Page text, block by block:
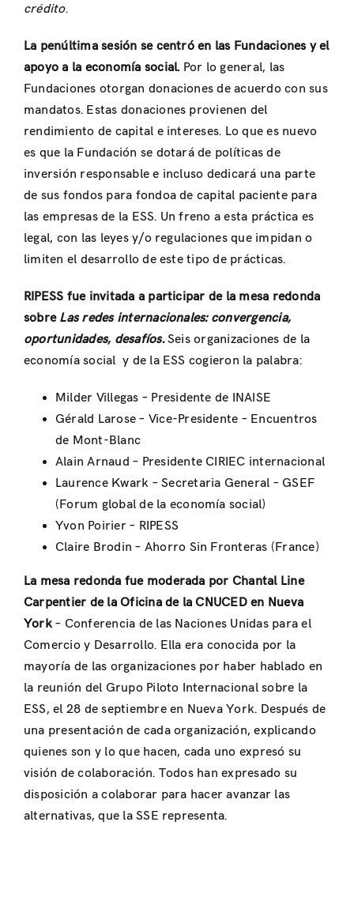
crédito.
La penúltima sesión se centró en las Fundaciones y el
apoyo a la economía social.Por lo general, las
Fundaciones otorgan donaciones de acuerdo con sus
mandatos. Estas donaciones provienen del
rendimiento de capital e intereses. Lo que es nuevo
es que la Fundación se dotará de políticas de
inversión responsable e incluso dedicará una parte
de sus fondos para fondoa de capital paciente para
las empresas de la ESS. Un freno a esta práctica es
legal, con las leyes y/o regulaciones que impidan o
limiten el desarrollo de este tipo de prácticas.
RIPESS fue invitada a participar de la mesa redonda
sobre Las redes internacionales: convergencia,
oportunidades, desafíos.Seis organizaciones de la
economía social y de la ESS cogieron la palabra:
Milder Villegas – Presidente de INAISE
Gérald Larose – Vice-Presidente – Encuentros
de Mont-Blanc
Alain Arnaud – Presidente CIRIEC internacional
Laurence Kwark – Secretaria General – GSEF
(Forum global de la economía social)
Yvon Poirier – RIPESS
Claire Brodin – Ahorro Sin Fronteras (France)
La mesa redonda fue moderada por Chantal Line
Carpentier de la Oficina de la CNUCED en Nueva
York– Conferencia de las Naciones Unidas para el
Comercio y Desarrollo. Ella era conocida por la
mayoría de las organizaciones por haber hablado en
la reunión del Grupo Piloto Internacional sobre la
ESS, el 28 de septiembre en Nueva York. Después de
una presentación de cada organización, explicando
quienes son y lo que hacen, cada uno expresó su
visión de colaboración. Todos han expresado su
disposición a colaborar para hacer avanzar las
alternativas, que la SSE representa.